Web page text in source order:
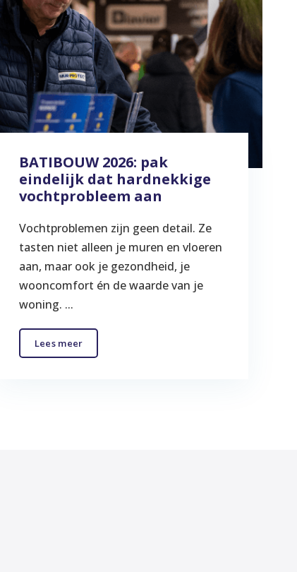
BATIBOUW 2026: pak
eindelijk dat hardnekkige
vochtprobleem aan
Vochtproblemen zijn geen detail. Ze
tasten niet alleen je muren en vloeren
aan, maar ook je gezondheid, je
wooncomfort én de waarde van je
woning. ...
Lees meer